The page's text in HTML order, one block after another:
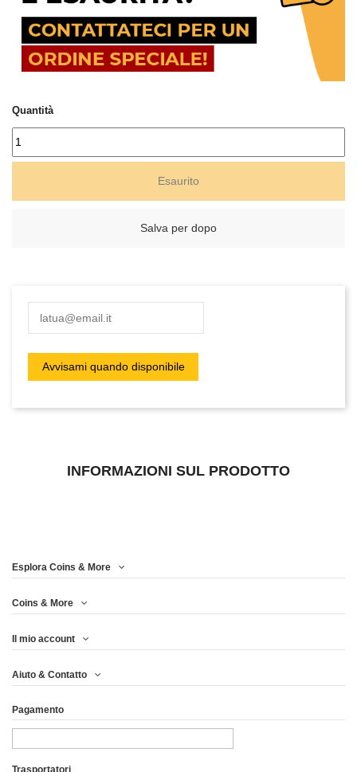
Quantità
Esaurito
Salva per dopo
INFORMAZIONI SUL PRODOTTO
Esplora Coins & More
Coins & More
Il mio account
Aiuto & Contatto
Pagamento
Trasportatori